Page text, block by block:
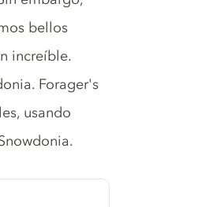
bellos
increíble.
Forager's
usando